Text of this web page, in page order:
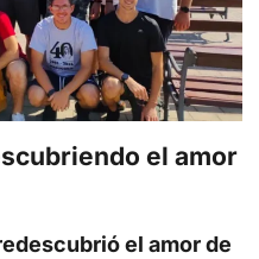
el amor
el amor de